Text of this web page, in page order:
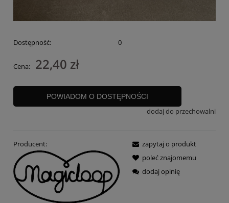
Dostępność: 0
Cena: 22,40 zł
POWIADOM O DOSTĘPNOŚCI
dodaj do przechowalni
Producent:
zapytaj o produkt
poleć znajomemu
dodaj opinię